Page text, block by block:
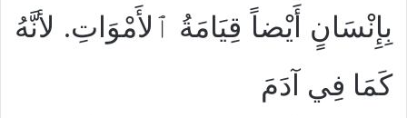
بِإِنْسَانٍ أَيْضاً قِيَامَةُ ٱلأَمْوَاتِ. لأنَّهُ
كَمَا فِي آدَمَ